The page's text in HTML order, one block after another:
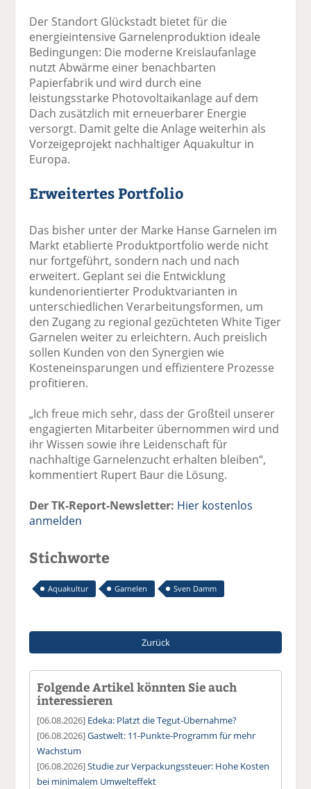
Der Standort Glückstadt bietet für die
energieintensive Garnelenproduktion ideale
Bedingungen: Die moderne Kreislaufanlage
nutzt Abwärme einer benachbarten
Papierfabrik und wird durch eine
leistungsstarke Photovoltaikanlage auf dem
Dach zusätzlich mit erneuerbarer Energie
versorgt. Damit gelte die Anlage weiterhin als
Vorzeigeprojekt nachhaltiger Aquakultur in
Europa.
Erweitertes Portfolio
Das bisher unter der Marke Hanse Garnelen im
Markt etablierte Produktportfolio werde nicht
nur fortgeführt, sondern nach und nach
erweitert. Geplant sei die Entwicklung
kundenorientierter Produktvarianten in
unterschiedlichen Verarbeitungsformen, um
den Zugang zu regional gezüchteten White Tiger
Garnelen weiter zu erleichtern. Auch preislich
sollen Kunden von den Synergien wie
Kosteneinsparungen und effizientere Prozesse
profitieren.
„Ich freue mich sehr, dass der Großteil unserer
engagierten Mitarbeiter übernommen wird und
ihr Wissen sowie ihre Leidenschaft für
nachhaltige Garnelenzucht erhalten bleiben“,
kommentiert Rupert Baur die Lösung.
Der TK-Report-Newsletter: Hier kostenlos
anmelden
Stichworte
Aquakultur Garnelen Sven Damm
Zurück
Folgende Artikel könnten Sie auch
interessieren
[06.08.2026] Edeka: Platzt die Tegut-Übernahme?
[06.08.2026]Gastwelt: 11-Punkte-Programm für mehr
Wachstum
[06.08.2026]Studie zur Verpackungssteuer: Hohe Kosten
bei minimalem Umwelteffekt